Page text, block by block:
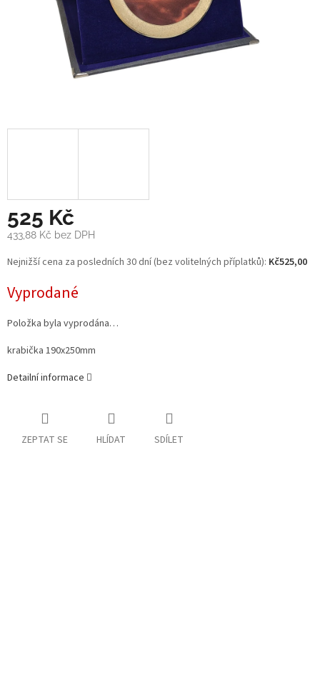
525 Kč
433,88 Kč bez DPH
Měrná
cena:
Nejnižší cena za posledních 30 dní (bez volitelných příplatků): Kč525,00
Vyprodané
Položka byla vyprodána…
krabička 190x250mm
Detailní informace
ZEPTAT SE HLÍDAT SDÍLET